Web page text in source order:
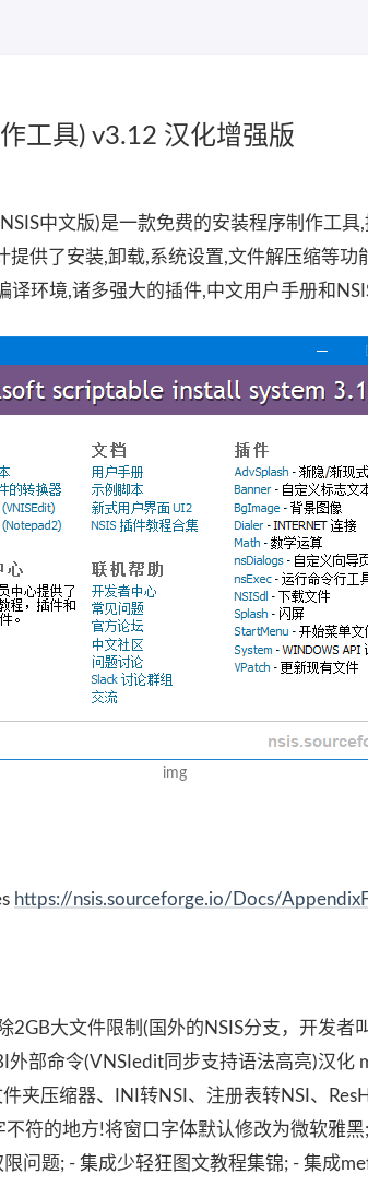
工具) v3.12 汉化增强版
中文版)是一款免费的安装程序制作工
提供了安装,卸载,系统设置,文件解压缩等功
译环境,诸多强大的插件,中文用户手册和
img
https://nsis.sourceforge.io/Docs/
2GB大文件限制(国外的NSIS分支，开发者
外部命令(VNSIedit同步支持语法高亮)汉化
夹压缩器、INI转NSI、注册表转NSI、
符的地方!将窗口字体默认修改为微软雅
问题; - 集成少轻狂图文教程集锦; - 集成